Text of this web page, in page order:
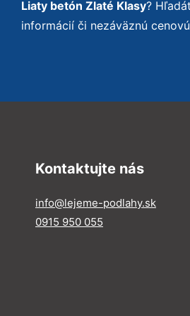
Liaty betón Zlaté Klasy?
informácií či nezáväznú
Kontaktujte nás
info@lejeme-podlahy.sk
0915 950 055